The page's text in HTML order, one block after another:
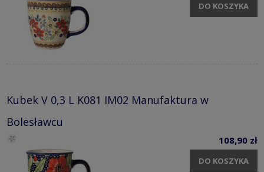
DO KOSZYKA
Kubek V 0,3 L K081 IM02 Manufaktura w
Bolesławcu
108,90 zł
DO KOSZYKA